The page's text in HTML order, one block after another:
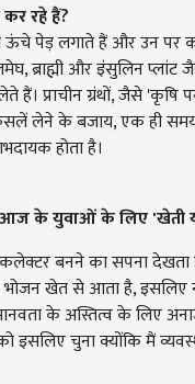
रहे हैं?
पेड़ लगाते हैं और उन पर
ब्राह्मी और इंसुलिन
प्राचीन ग्रंथों, जैसे 'कृषि
लेने के बजाय, एक ही समय
होता है।
आज के युवाओं के लिए'खेती
बनने का सपना
खेत से आता है, इसलिए
के अस्तित्व के लिए
चुना क्योंकि मैं